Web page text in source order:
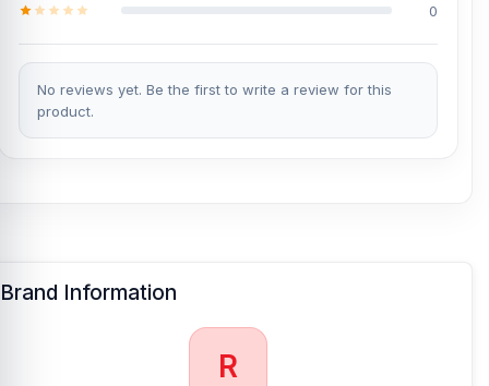
0
No reviews yet. Be the first to write a review for this
product.
Brand Information
R